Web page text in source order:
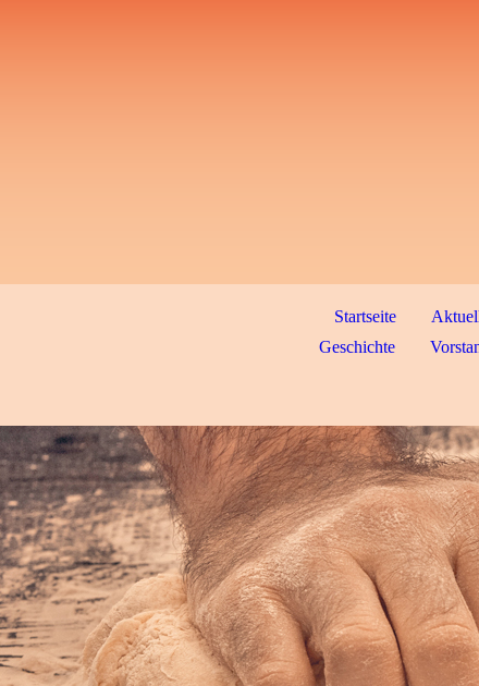
Startseite
Geschichte